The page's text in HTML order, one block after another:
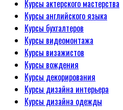
Курсы актерского мастерства
Курсы английского языка
Курсы бухгалтеров
Курсы видеомонтажа
Курсы визажистов
Курсы вождения
Курсы декорирования
Курсы дизайна интерьера
Курсы дизайна одежды